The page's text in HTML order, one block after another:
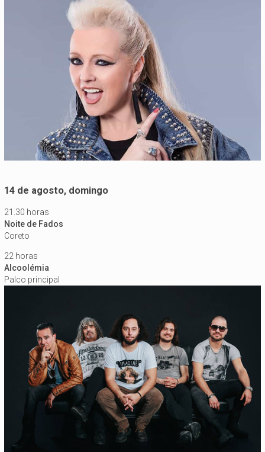
14 de agosto, domingo
21.30 horas
Noite de Fados
Coreto
22 horas
Alcoolémia
Palco principal